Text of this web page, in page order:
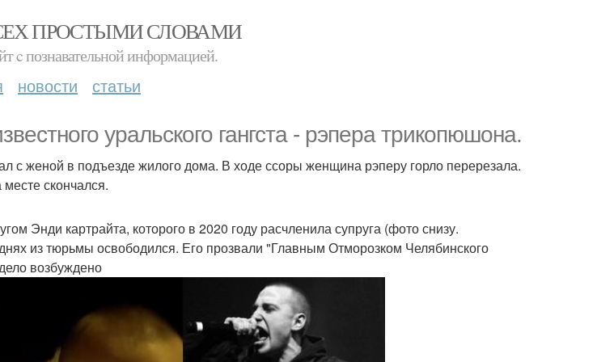
ПРОСТЫМИ СЛОВАМИ
c познавательной информацией.
новости статьи
уральского гангста - рэпера трикопюшона.
с женой в подъезде жилого дома. В ходе ссоры женщина рэперу горло перерезала.
скончался.
Энди картрайта, которого в 2020 году расчленила супруга (фото снизу.
из тюрьмы освободился. Его прозвали "Главным Отморозком Челябинского
возбуждено